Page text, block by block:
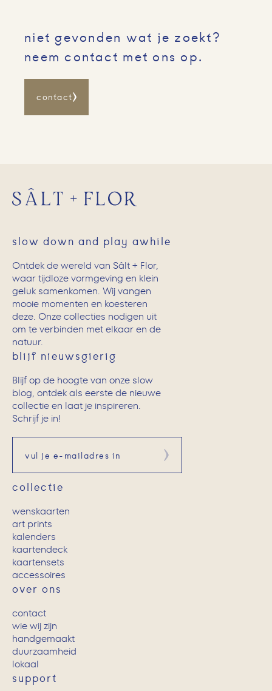
niet gevonden wat je zoekt?
neem contact met ons op.
contact
slow down and play awhile
Ontdek de wereld van Sâlt + Flor,
waar tijdloze vormgeving en klein
geluk samenkomen. Wij vangen
mooie momenten en koesteren
deze. Onze collecties nodigen uit
om te verbinden met elkaar en de
natuur.
blijf nieuwsgierig
Blijf op de hoogte van onze slow
blog, ontdek als eerste de nieuwe
collectie en laat je inspireren.
Schrijf je in!
Aanmelden
collectie
wenskaarten
art prints
kalenders
kaartendeck
kaartensets
accessoires
over ons
contact
wie wij zijn
handgemaakt
duurzaamheid
lokaal
support